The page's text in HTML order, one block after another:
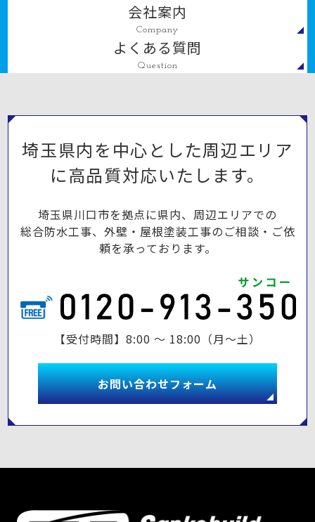
会社案内
Company
よくある質問
Question
埼玉県内を中心とした周辺エリア
に高品質対応いたします。
埼玉県川口市を拠点に県内、周辺エリアでの
総合防水工事、外壁・屋根塗装工事のご相談・ご依
頼を承っております。
【受付時間】8:00 ～ 18:00（月～土）
お問い合わせフォーム